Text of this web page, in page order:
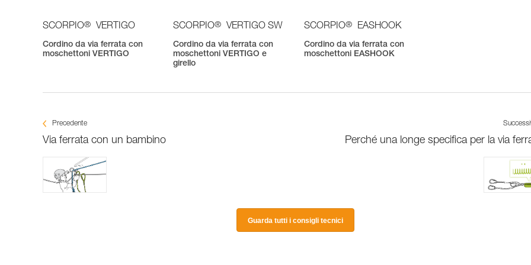
SCORPIO® VERTIGO
Cordino da via ferrata con
moschettoni VERTIGO
SCORPIO® VERTIGO SW
Cordino da via ferrata con
moschettoni VERTIGO e
girello
SCORPIO® EASHOOK
Cordino da via ferrata con
moschettoni EASHOOK
Precedente
Via ferrata con un bambino Perché una longe specifica per la via
Guarda tutti i consigli tecnici